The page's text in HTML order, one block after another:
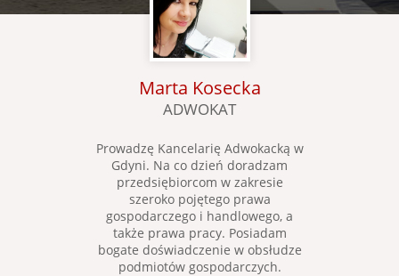
Marta Kosecka
ADWOKAT
Prowadzę Kancelarię Adwokacką w
Gdyni. Na co dzień doradzam
przedsiębiorcom w zakresie
szeroko pojętego prawa
gospodarczego i handlowego, a
także prawa pracy. Posiadam
bogate doświadczenie w obsłudze
podmiotów gospodarczych.